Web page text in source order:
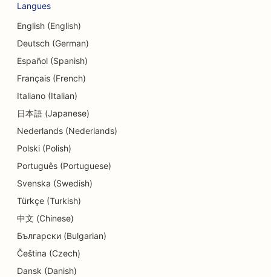
SEO pour les cabinets de conseil
SEO pour les services de conseil en matière
d'endettement
SEO pour les services de change
SEO pour les studios de danse
SEO pour les services de dermabrasion
SEO pour les crèches
SEO pour les magasins de détail
SEO pour les restaurants
SEO pour les boutiques de cupcakes
Langues
English (English)
Deutsch (German)
Español (Spanish)
Français (French)
Italiano (Italian)
日本語 (Japanese)
Nederlands (Nederlands)
Polski (Polish)
Português (Portuguese)
Svenska (Swedish)
Türkçe (Turkish)
中文 (Chinese)
Български (Bulgarian)
Čeština (Czech)
Dansk (Danish)